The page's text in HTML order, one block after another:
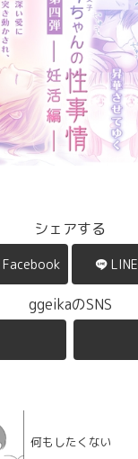
シェアする
Facebook LINE
ggeikaのSNS
何もしたくない